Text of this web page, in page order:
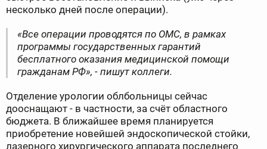
несколько дней после операции).
«Все операции проводятся по ОМС, в рамках
программы государственных гарантий
бесплатного оказания медицинской помощи
гражданам РФ», - пишут коллеги.
Отделение урологии облбольницы сейчас
дооснащают - в частности, за счёт областного
бюджета. В ближайшее время планируется
приобретение новейшей эндоскопической стойки,
лазерного хирургического аппарата последнего